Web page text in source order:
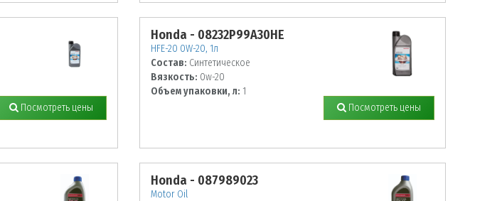
Посмотреть цены
Honda - 08232P99A30HE
HFE-20 0W-20, 1л
Состав: Синтетическое
Вязкость: 0w-20
Объем упаковки, л: 1
Посмотреть цены
Honda - 087989023
Motor Oil